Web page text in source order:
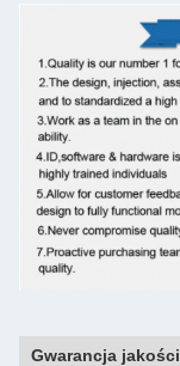
Gwarancja jakości